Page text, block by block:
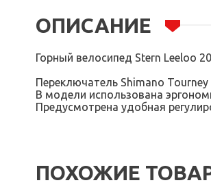
ОПИСАНИЕ
Горный велосипед Stern Leeloo
Переключатель Shimano
В модели использована
Предусмотрена удобная
ПОХОЖИЕ